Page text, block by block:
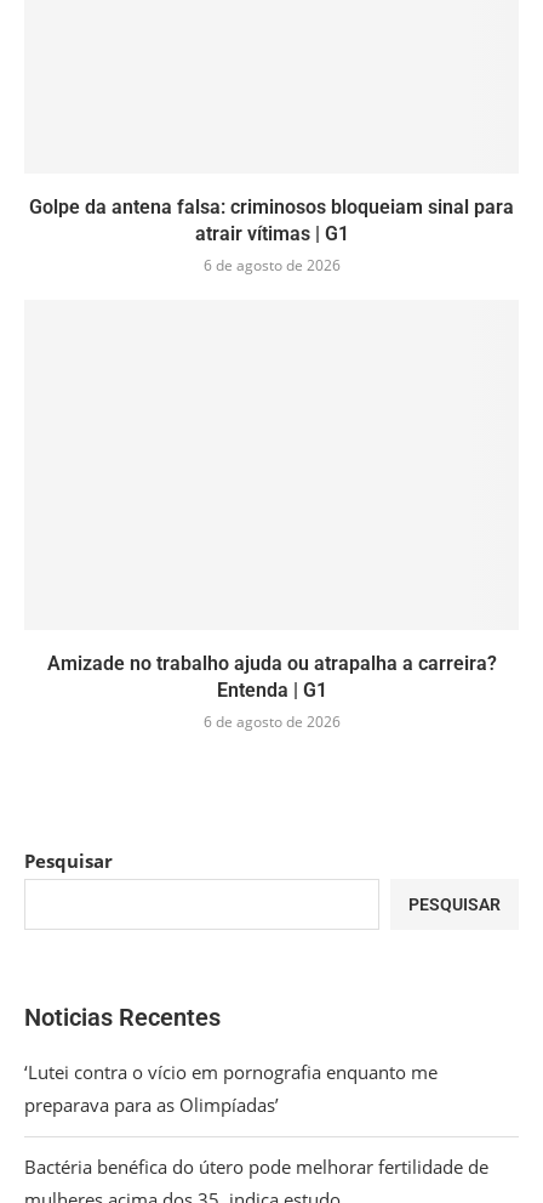
Golpe da antena falsa: criminosos bloqueiam sinal para
atrair vítimas | G1
6 de agosto de 2026
Amizade no trabalho ajuda ou atrapalha a carreira?
Entenda | G1
6 de agosto de 2026
Pesquisar
PESQUISAR
Noticias Recentes
‘Lutei contra o vício em pornografia enquanto me
preparava para as Olimpíadas’
Bactéria benéfica do útero pode melhorar fertilidade de